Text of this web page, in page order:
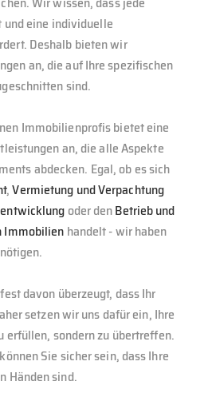
eine individuelle
Deshalb bieten wir
an, die auf Ihre spezifischen
sind.
Immobilienprofis bietet eine
an, die alle Aspekte
abdecken. Egal, ob es sich
,Vermietung und Verpachtung
oder denBetrieb und
Immobilien handelt - wir haben
davon überzeugt, dass Ihr
setzen wir uns dafür ein, Ihre
erfüllen, sondern zu übertreffen.
Sie sicher sein, dass Ihre
Händen sind.